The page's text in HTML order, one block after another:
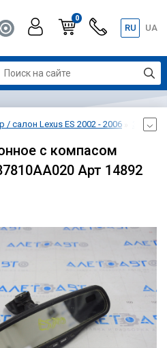
0
RU UA
/ салон Lexus ES 2002 - 2006
с компасом
Арт 14892